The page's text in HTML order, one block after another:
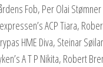
Fob, Per Olai Stømner
ACP Tiara,
HME Diva, Steinar
A T P Nikita, Robert